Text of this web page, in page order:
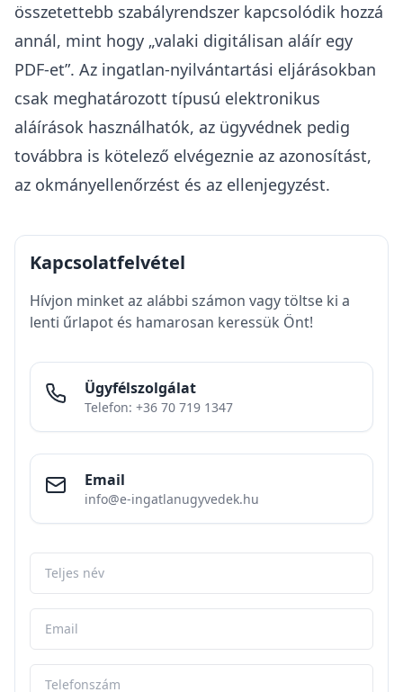
összetettebb szabályrendszer kapcsolódik hozzá
annál, mint hogy „valaki digitálisan aláír egy
PDF-et”. Az ingatlan-nyilvántartási eljárásokban
csak meghatározott típusú elektronikus
aláírások használhatók, az ügyvédnek pedig
továbbra is kötelező elvégeznie az azonosítást,
az okmányellenőrzést és az ellenjegyzést.
Kapcsolatfelvétel
Hívjon minket az alábbi számon vagy töltse ki a
lenti űrlapot és hamarosan keressük Önt!
Ügyfélszolgálat
Telefon: +36 70 719 1347
Email
info@e-ingatlanugyvedek.hu